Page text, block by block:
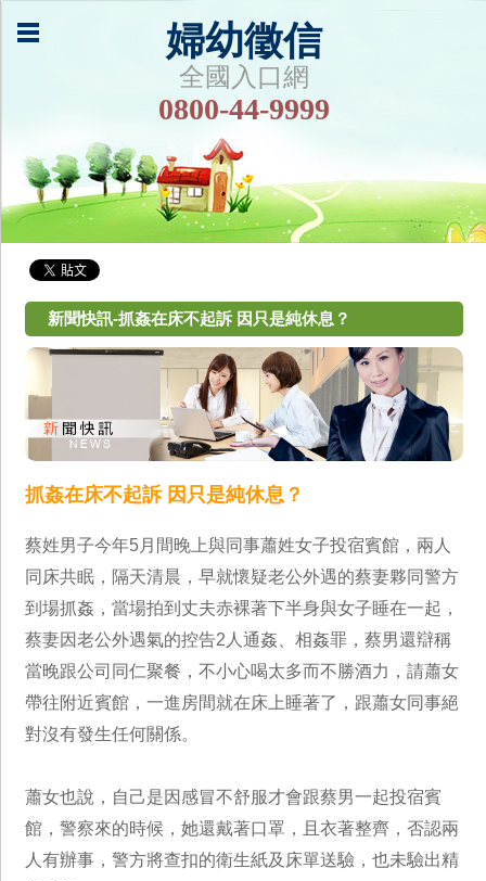
婦幼徵信
全國入口網
0800-44-9999
新聞快訊-抓姦在床不起訴 因只是純休息？
抓姦在床不起訴 因只是純休息？
蔡姓男子今年5月間晚上與同事蕭姓女子投宿賓館，兩人
同床共眠，隔天清晨，早就懷疑老公外遇的蔡妻夥同警方
到場抓姦，當場拍到丈夫赤裸著下半身與女子睡在一起，
蔡妻因老公外遇氣的控告2人通姦、相姦罪，蔡男還辯稱
當晚跟公司同仁聚餐，不小心喝太多而不勝酒力，請蕭女
帶往附近賓館，一進房間就在床上睡著了，跟蕭女同事絕
對沒有發生任何關係。
蕭女也說，自己是因感冒不舒服才會跟蔡男一起投宿賓
館，警察來的時候，她還戴著口罩，且衣著整齊，否認兩
人有辦事，警方將查扣的衛生紙及床單送驗，也未驗出精